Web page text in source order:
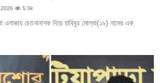
5.9k
চেতনানাশক দিয়ে হাবিবুর মোল্যা(১৯) নামের এক